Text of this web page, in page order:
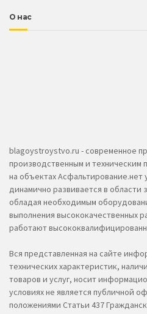
О нас
blagoystroystvo.ru - современное
производственным и техническим
на объектах Асфальтирование.нет
динамично развивается в
обладая необходимым
выполнения высококачественных
работают
Вся представленная на сайте
технических характеристик,
товаров и услуг, носит
условиях не является публичной
положениями Статьи 437